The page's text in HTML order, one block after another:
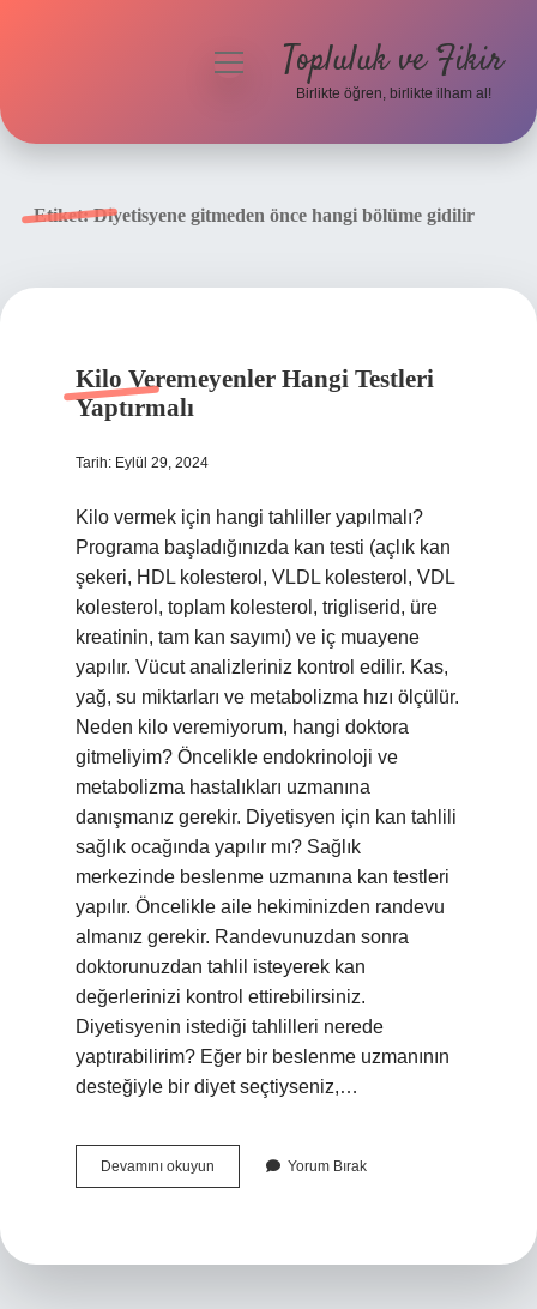
menüyüTopluluk ve Fikir
Birlikte öğren, birlikte ilham al!
Etiket:Diyetisyene gitmeden önce hangi bölüme gidilir
Kilo Veremeyenler Hangi Testleri
Yaptırmalı
Tarih: Eylül 29, 2024
Kilo vermek için hangi tahliller yapılmalı?
Programa başladığınızda kan testi (açlık kan
şekeri, HDL kolesterol, VLDL kolesterol, VDL
kolesterol, toplam kolesterol, trigliserid, üre
kreatinin, tam kan sayımı) ve iç muayene
yapılır. Vücut analizleriniz kontrol edilir. Kas,
yağ, su miktarları ve metabolizma hızı ölçülür.
Neden kilo veremiyorum, hangi doktora
gitmeliyim? Öncelikle endokrinoloji ve
metabolizma hastalıkları uzmanına
danışmanız gerekir. Diyetisyen için kan tahlili
sağlık ocağında yapılır mı? Sağlık
merkezinde beslenme uzmanına kan testleri
yapılır. Öncelikle aile hekiminizden randevu
almanız gerekir. Randevunuzdan sonra
doktorunuzdan tahlil isteyerek kan
değerlerinizi kontrol ettirebilirsiniz.
Diyetisyenin istediği tahlilleri nerede
yaptırabilirim? Eğer bir beslenme uzmanının
desteğiyle bir diyet seçtiyseniz,…
Devamını okuyun
Veremeyenler
Yorum Bırak